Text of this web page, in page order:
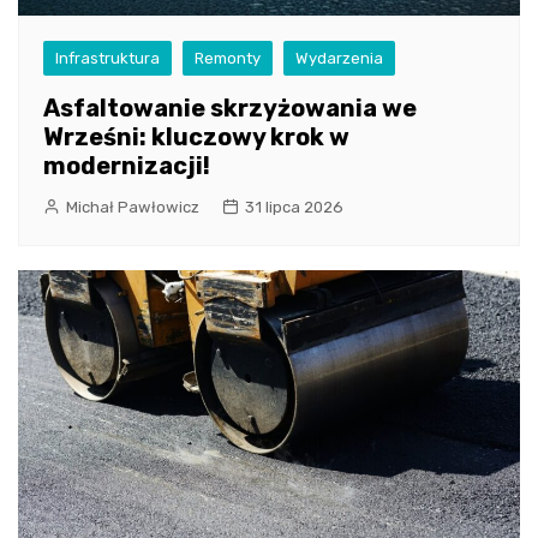
Infrastruktura Remonty Wydarzenia
Asfaltowanie skrzyżowania we
Wrześni: kluczowy krok w
modernizacji!
Michał Pawłowicz 31 lipca 2026